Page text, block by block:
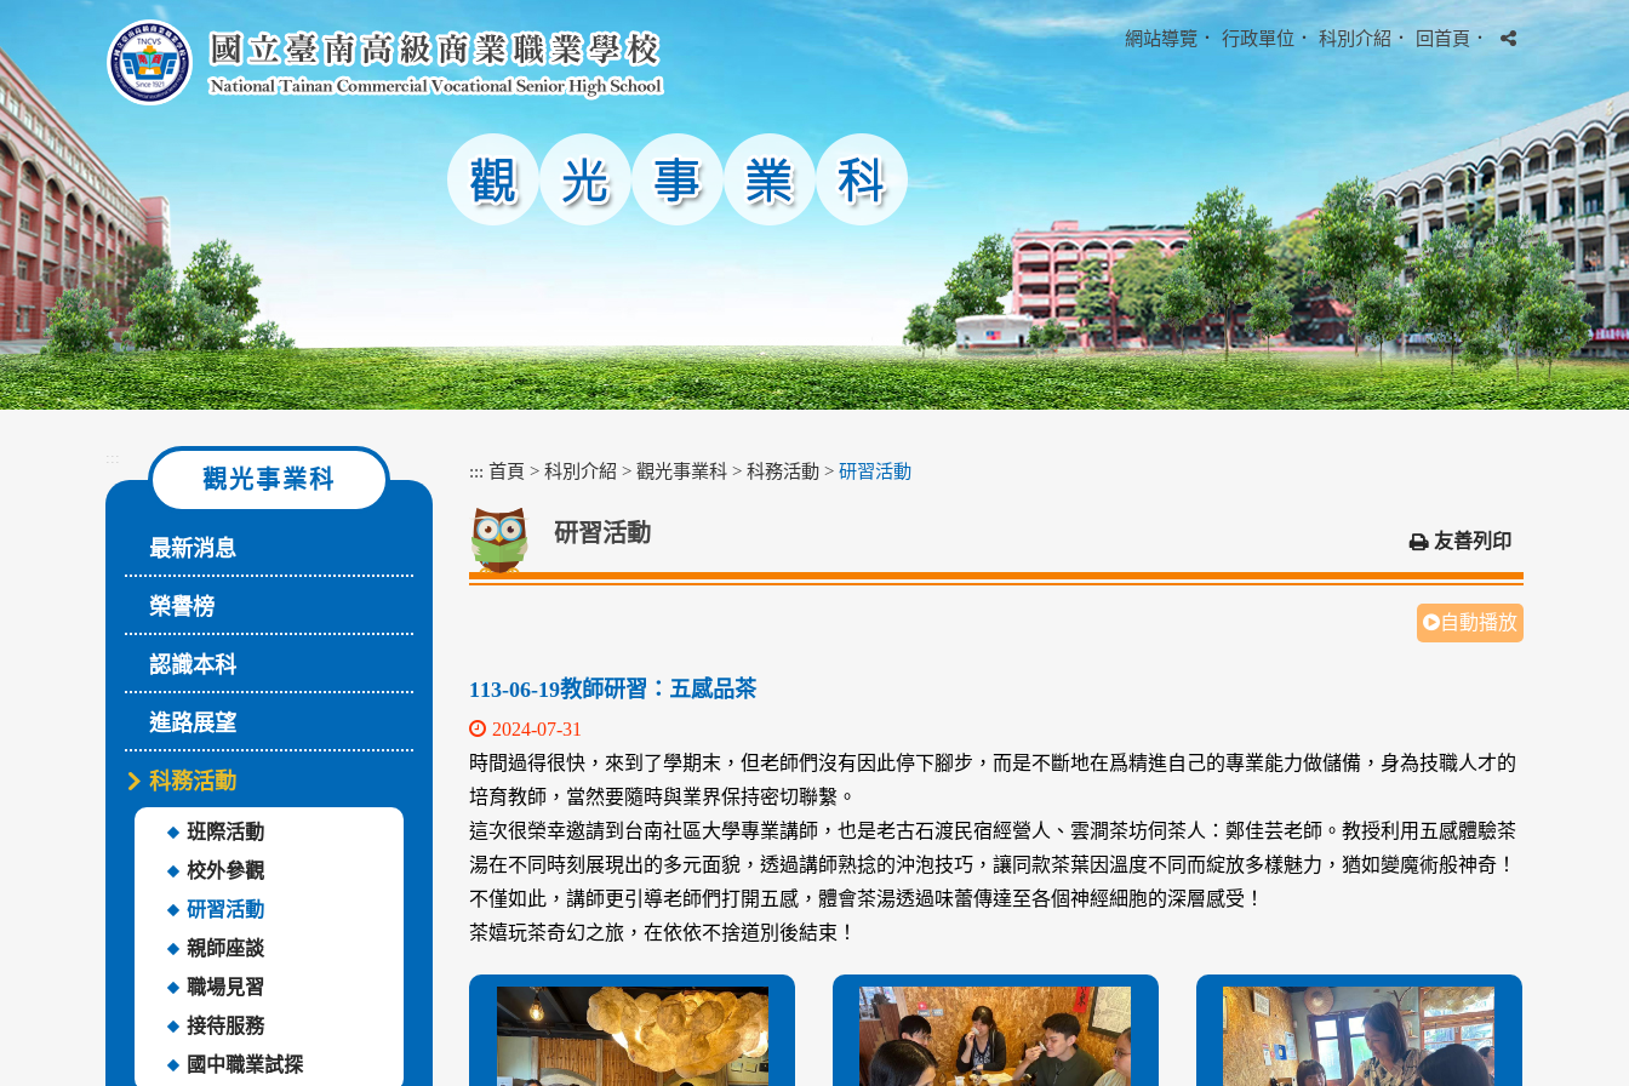
主
要
內
容
區
塊
網站導覽 ． 行政單位 ． 科別介紹． 回首頁．
:::
觀光事業科
最新消息
榮譽榜
認識本科
進路展望
科務活動
班際活動
校外參觀
研習活動
親師座談
職場見習
接待服務
國中職業試探
::: 首頁 > 科別介紹 > 觀光事業科 > 科務活動 > 研習活動
研習活動 友善列印
自動播放
113-06-19教師研習：五感品茶
2024-07-31
時間過得很快，來到了學期末，但老師們沒有因此停下腳步，而是不斷地在爲精進自己的專業能力做儲備，身為技職人才的
培育教師，當然要隨時與業界保持密切聯繫。
這次很榮幸邀請到台南社區大學專業講師，也是老古石渡民宿經營人、雲澗茶坊伺茶人：鄭佳芸老師。教授利用五感體驗茶
湯在不同時刻展現出的多元面貌，透過講師熟捻的沖泡技巧，讓同款茶葉因溫度不同而綻放多樣魅力，猶如變魔術般神奇！
不僅如此，講師更引導老師們打開五感，體會茶湯透過味蕾傳達至各個神經細胞的深層感受！
茶嬉玩茶奇幻之旅，在依依不捨道別後結束！